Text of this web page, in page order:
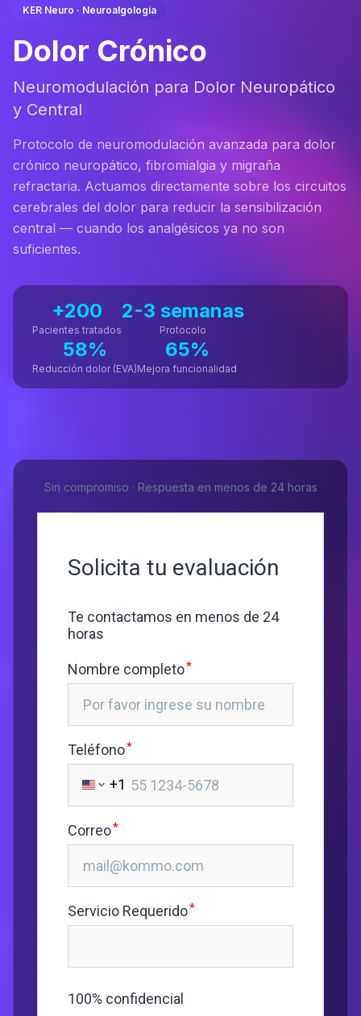
KER Neuro · Neuroalgología
Dolor Crónico
Neuromodulación para Dolor Neuropático
y Central
Protocolo de neuromodulación avanzada para dolor
crónico neuropático, fibromialgia y migraña
refractaria. Actuamos directamente sobre los circuitos
cerebrales del dolor para reducir la sensibilización
central — cuando los analgésicos ya no son
suficientes.
+200
Pacientes tratados
2-3 semanas
Protocolo
58%
Reducción dolor (EVA)
65%
Mejora funcionalidad
Sin compromiso · Respuesta en menos de 24 horas